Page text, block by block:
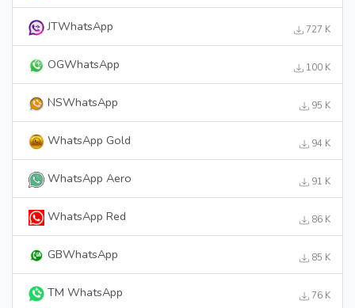
JTWhatsApp 727 K
OGWhatsApp 100 K
NSWhatsApp 95 K
WhatsApp Gold 94 K
WhatsApp Aero 91 K
WhatsApp Red 86 K
GBWhatsApp 85 K
TM WhatsApp 76 K